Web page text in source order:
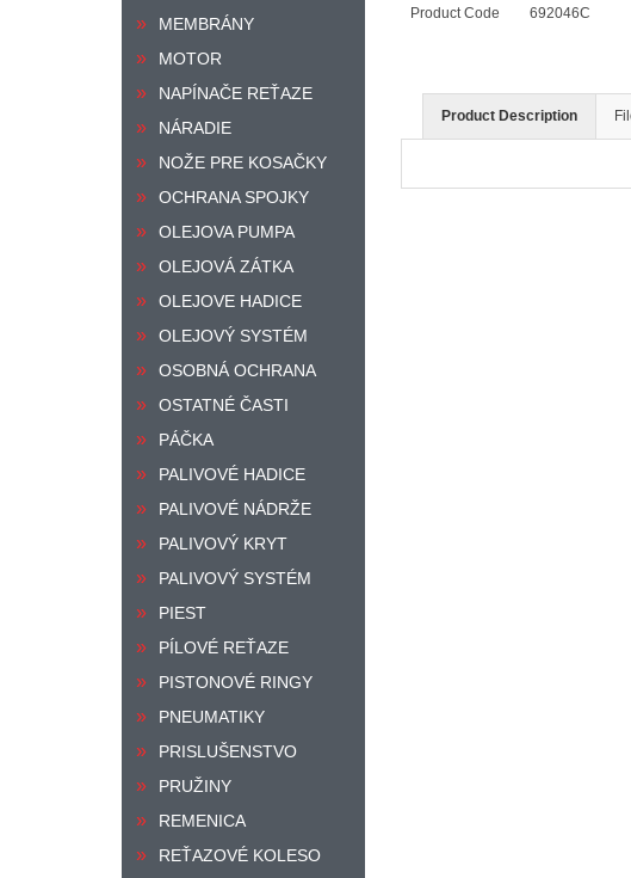
MEMBRÁNY
MOTOR
NAPÍNAČE REŤAZE
NÁRADIE
NOŽE PRE KOSAČKY
OCHRANA SPOJKY
OLEJOVA PUMPA
OLEJOVÁ ZÁTKA
OLEJOVE HADICE
OLEJOVÝ SYSTÉM
OSOBNÁ OCHRANA
OSTATNÉ ČASTI
PÁČKA
PALIVOVÉ HADICE
PALIVOVÉ NÁDRŽE
PALIVOVÝ KRYT
PALIVOVÝ SYSTÉM
PIEST
PÍLOVÉ REŤAZE
PISTONOVÉ RINGY
PNEUMATIKY
PRISLUŠENSTVO
PRUŽINY
REMENICA
REŤAZOVÉ KOLESO
Product Code 692046C
Product Description